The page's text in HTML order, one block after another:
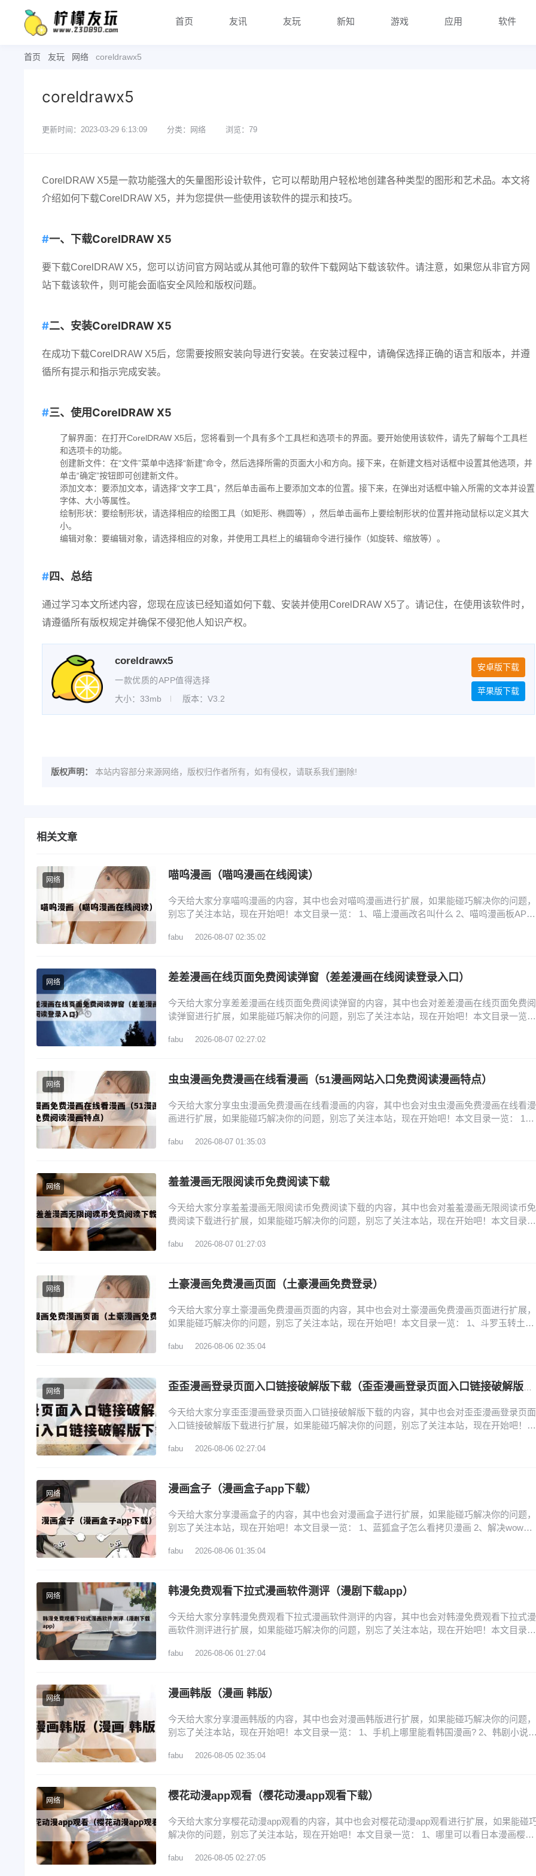
首页 友讯 友玩 新知 游戏 应用 软件
首页 友玩 网络 coreldrawx5
coreldrawx5
更新时间：2023-03-29 6:13:09 分类：网络 浏览：79
CorelDRAW X5是一款功能强大的矢量图形设计软件，它可以帮助用户轻松地创建各种类型的图形和艺术品。本文将
介绍如何下载CorelDRAW X5，并为您提供一些使用该软件的提示和技巧。
一、下载CorelDRAW X5
要下载CorelDRAW X5，您可以访问官方网站或从其他可靠的软件下载网站下载该软件。请注意，如果您从非官方网
站下载该软件，则可能会面临安全风险和版权问题。
二、安装CorelDRAW X5
在成功下载CorelDRAW X5后，您需要按照安装向导进行安装。在安装过程中，请确保选择正确的语言和版本，并遵
循所有提示和指示完成安装。
三、使用CorelDRAW X5
了解界面：在打开CorelDRAW X5后，您将看到一个具有多个工具栏和选项卡的界面。要开始使用该软件，请先了解每个工具栏
和选项卡的功能。
创建新文件：在“文件”菜单中选择“新建”命令，然后选择所需的页面大小和方向。接下来，在新建文档对话框中设置其他选项，并
单击“确定”按钮即可创建新文件。
添加文本：要添加文本，请选择“文字工具”，然后单击画布上要添加文本的位置。接下来，在弹出对话框中输入所需的文本并设置
字体、大小等属性。
绘制形状：要绘制形状，请选择相应的绘图工具（如矩形、椭圆等），然后单击画布上要绘制形状的位置并拖动鼠标以定义其大
小。
编辑对象：要编辑对象，请选择相应的对象，并使用工具栏上的编辑命令进行操作（如旋转、缩放等）。
四、总结
通过学习本文所述内容，您现在应该已经知道如何下载、安装并使用CorelDRAW X5了。请记住，在使用该软件时，
请遵循所有版权规定并确保不侵犯他人知识产权。
coreldrawx5
一款优质的APP值得选择
大小：33mb
版本：V3.2
安卓版下载
苹果版下载
版权声明： 本站内容部分来源网络，版权归作者所有，如有侵权，请联系我们删除!
相关文章
网络 喵呜漫画（喵呜漫画在线阅读）
今天给大家分享喵呜漫画的内容，其中也会对喵呜漫画进行扩展，如果能碰巧解决你的问题，
别忘了关注本站，现在开始吧！本文目录一览： 1、喵上漫画改名叫什么 2、喵呜漫画板APP
改名了吗 6、喵呜漫画app介绍 喵上漫画改名叫什么 1、改名了，改名后叫喵呜漫画。喵上漫
fabu 2026-08-07 02:35:02
网络 差差漫画在线页面免费阅读弹窗（差差漫画在线阅读登录入口）
今天给大家分享差差漫画在线页面免费阅读弹窗的内容，其中也会对差差漫画在线页面免费阅
读弹窗进行扩展，如果能碰巧解决你的问题，别忘了关注本站，现在开始吧！本文目录一览：
差 3、免费漫画app哪个好用无广告可下载 4、看日漫的软件哪个好而且免费 3d漫画登陆页面
fabu 2026-08-07 02:27:02
网络 虫虫漫画免费漫画在线看漫画（51漫画网站入口免费阅读漫画特点）
今天给大家分享虫虫漫画免费漫画在线看漫画的内容，其中也会对虫虫漫画免费漫画在线看漫
画进行扩展，如果能碰巧解决你的问题，别忘了关注本站，现在开始吧！本文目录一览： 1、
画官网首页进入 3、虫虫漫画网页版在线登录入口_虫虫漫画官网首页入口推荐 4、虫虫漫画
fabu 2026-08-07 01:35:03
网络 羞羞漫画无限阅读币免费阅读下载
今天给大家分享羞羞漫画无限阅读币免费阅读下载的内容，其中也会对羞羞漫画无限阅读币免
费阅读下载进行扩展，如果能碰巧解决你的问题，别忘了关注本站，现在开始吧！本文目录一
开App Store：在iPhone主屏幕找到并点击“App Store”图标。（注：此图为示例，实际为App
fabu 2026-08-07 01:27:03
网络 土豪漫画免费漫画页面（土豪漫画免费登录）
今天给大家分享土豪漫画免费漫画页面的内容，其中也会对土豪漫画免费漫画页面进行扩展，
如果能碰巧解决你的问题，别忘了关注本站，现在开始吧！本文目录一览： 1、斗罗玉转土豪
4、还有空房吗漫画画免费读漫画土豪漫 5、亲密魔咒第二季在哪看 6、旧版土豪漫画登录页
fabu 2026-08-06 02:35:04
网络
今天给大家分享歪歪漫画登录页面入口链接破解版下载的内容，其中也会对歪歪漫画登录页面
入口链接破解版下载进行扩展，如果能碰巧解决你的问题，别忘了关注本站，现在开始吧！本
歪歪漫画在线登录页面界面在哪里 4、歪歪漫画的登录页面入口在哪里? 5、歪歪漫画登入入
fabu 2026-08-06 02:27:04
网络 漫画盒子（漫画盒子app下载）
今天给大家分享漫画盒子的内容，其中也会对漫画盒子进行扩展，如果能碰巧解决你的问题，
别忘了关注本站，现在开始吧！本文目录一览： 1、蓝狐盒子怎么看拷贝漫画 2、解决wow盒
先打开蓝狐盒子，进入其主页面，在页面中找到并按顺序点击个人、应用管理、安装应用、拷
fabu 2026-08-06 01:35:04
网络 韩漫免费观看下拉式漫画软件测评（漫剧下载app）
今天给大家分享韩漫免费观看下拉式漫画软件测评的内容，其中也会对韩漫免费观看下拉式漫
画软件测评进行扩展，如果能碰巧解决你的问题，别忘了关注本站，现在开始吧！本文目录一
4、漫画免费韩漫app排行榜_韩漫免费漫画在线观看APP前十名推荐 5、免费看韩漫的漫画软
fabu 2026-08-06 01:27:04
网络 漫画韩版（漫画 韩版）
今天给大家分享漫画韩版的内容，其中也会对漫画韩版进行扩展，如果能碰巧解决你的问题，
别忘了关注本站，现在开始吧！本文目录一览： 1、手机上哪里能看韩国漫画? 2、韩剧小说
的契约未婚妻》确定动画化! 6、免费的韩国漫画网站求一个免费看韩漫的网页 手机上哪里能
fabu 2026-08-05 02:35:04
网络 樱花动漫app观看（樱花动漫app观看下载）
今天给大家分享樱花动漫app观看的内容，其中也会对樱花动漫app观看进行扩展，如果能碰
解决你的问题，别忘了关注本站，现在开始吧！本文目录一览： 1、哪里可以看日本漫画樱花
樱花动漫官网进入口在哪里? 4、樱花动漫下载的,樱花动漫下载:免费观看最新番剧 5、樱花动
fabu 2026-08-05 02:27:05